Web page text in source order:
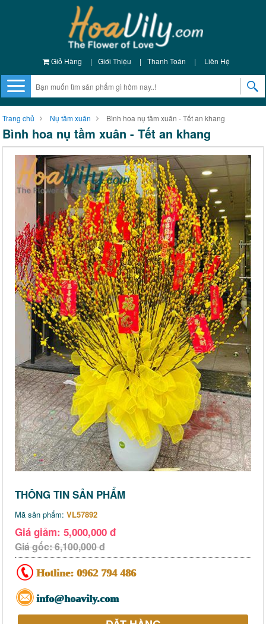
Giỏ Hàng | Giới Thiệu | Thanh Toán | Liên Hệ
Trang chủ Nụ tầm xuân Bình hoa nụ tầm xuân - Tết an khang
Bình hoa nụ tầm xuân - Tết an khang
THÔNG TIN SẢN PHẨM
Mã sản phẩm: VL57892
Giá giảm: 5,000,000 đ
Giá gốc: 6,100,000 đ
Hotline: 0962 794 486
info@hoavily.com